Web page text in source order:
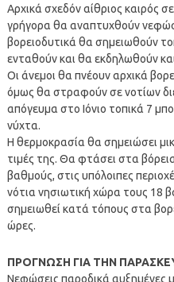
Αρχικά σχεδόν αίθριος καιρός
γρήγορα θα αναπτυχθούν
βορειοδυτικά θα σημειωθούν
ενταθούν και θα εκδηλωθούν
Οι άνεμοι θα πνέουν αρχικά
όμως θα στραφούν σε νοτίων
απόγευμα στο Ιόνιο τοπικά 7
νύχτα.
Η θερμοκρασία θα σημειώσει
τιμές της. Θα φτάσει στα
βαθμούς, στις υπόλοιπες
νότια νησιωτική χώρα τους 18
σημειωθεί κατά τόπους στα
ώρες.
ΠΡΟΓΝΩΣΗ ΓΙΑ ΤΗΝ
Νεφώσεις παροδικά αυξημένες